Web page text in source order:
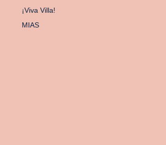
¡Viva Villa!
MIAS